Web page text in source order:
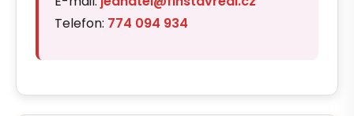
Telefon: 774 094 934